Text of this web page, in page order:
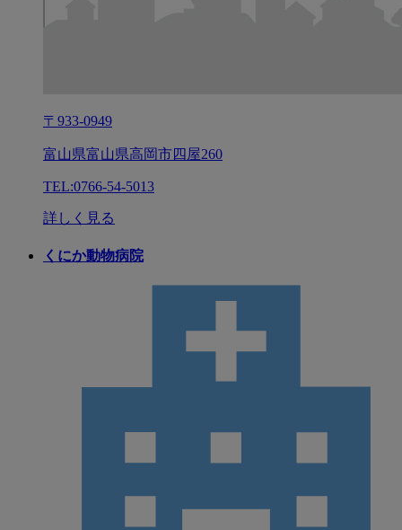
〒933-0949
富山県富山県高岡市四屋260
TEL:0766-54-5013
詳しく見る
くにか動物病院